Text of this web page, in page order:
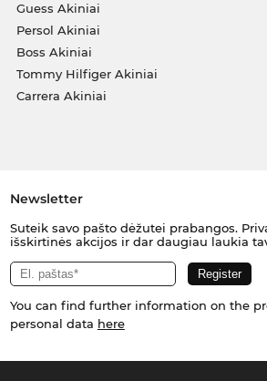
Guess Akiniai
Persol Akiniai
Boss Akiniai
Tommy Hilfiger Akiniai
Carrera Akiniai
Newsletter
Suteik savo pašto dėžutei prabangos.
išskirtinės akcijos ir dar daugiau laukia
You can find further information on the
personal data here